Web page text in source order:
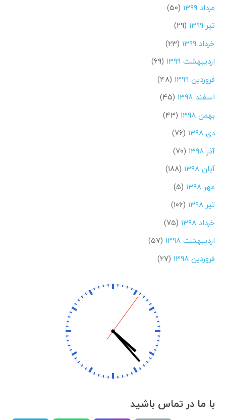
مرداد ۱۳۹۹
(۵۰)
تیر ۱۳۹۹
(۲۹)
خرداد ۱۳۹۹
(۲۳)
اردیبهشت ۱۳۹۹
(۶۹)
فروردین ۱۳۹۹
(۴۸)
اسفند ۱۳۹۸
(۴۵)
بهمن ۱۳۹۸
(۴۳)
دی ۱۳۹۸
(۷۶)
آذر ۱۳۹۸
(۷۰)
آبان ۱۳۹۸
(۱۸۸)
مهر ۱۳۹۸
(۵)
تیر ۱۳۹۸
(۱۰۶)
خرداد ۱۳۹۸
(۷۵)
اردیبهشت ۱۳۹۸
(۵۷)
فروردین ۱۳۹۸
(۲۷)
با ما در تماس باشید